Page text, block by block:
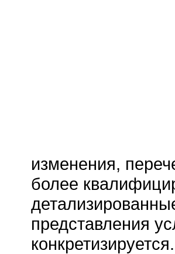
изменения,
более
представления
конкретизируется.